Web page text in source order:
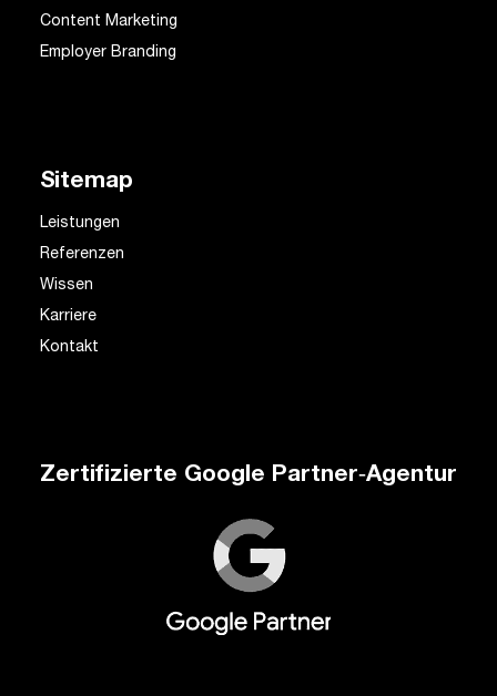
Content Marketing
Employer Branding
Sitemap
Leistungen
Referenzen
Wissen
Karriere
Kontakt
Zertifizierte Google Partner‑Agentur